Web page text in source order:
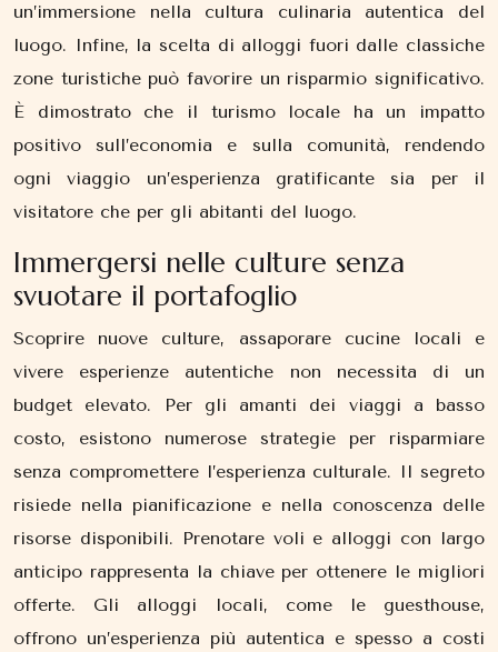
un’immersione nella cultura culinaria autentica del
luogo. Infine, la scelta di alloggi fuori dalle classiche
zone turistiche può favorire un risparmio significativo.
È dimostrato che il turismo locale ha un impatto
positivo sull’economia e sulla comunità, rendendo
ogni viaggio un’esperienza gratificante sia per il
visitatore che per gli abitanti del luogo.
Immergersi nelle culture senza
svuotare il portafoglio
Scoprire nuove culture, assaporare cucine locali e
vivere esperienze autentiche non necessita di un
budget elevato. Per gli amanti dei viaggi a basso
costo, esistono numerose strategie per risparmiare
senza compromettere l’esperienza culturale. Il segreto
risiede nella pianificazione e nella conoscenza delle
risorse disponibili. Prenotare voli e alloggi con largo
anticipo rappresenta la chiave per ottenere le migliori
offerte. Gli alloggi locali, come le guesthouse,
offrono un’esperienza più autentica e spesso a costi